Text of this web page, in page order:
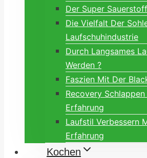
Der Super
Die Vielfalt Der
Laufschuhindustrie
Durch Langsames
Werden ?
Faszien Mit Der
Recovery
Erfahrung
Laufstil Verbessern
Erfahrung
Kochen